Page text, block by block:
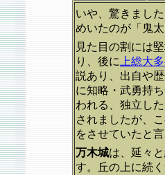
いや、驚きまし
めいたのが「鬼
見た目の割には
り、後に 上総大
説あり、出自や
に知略・武勇持
われる、独立し
されましたが、
をさせていたと
万木城は、延々
す。丘の上に続